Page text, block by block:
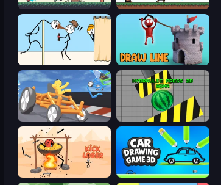
Ringo Starfish Super Billy Boy
Gomu Goman Draw Line
Draw Crash Race Hydraulic Press 2D ASMR
Kick Loser Car Drawing Game 3D